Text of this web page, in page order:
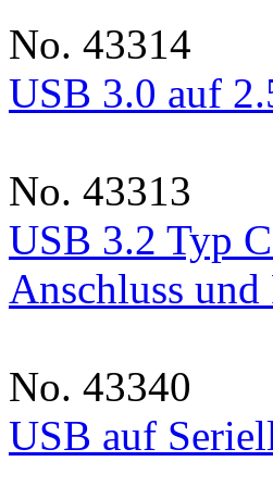
No. 43314
USB 3.0 auf
No. 43313
USB 3.2 Typ
Anschluss
No. 43340
USB auf